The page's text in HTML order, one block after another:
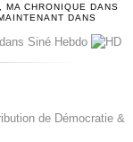
CHRONIQUE DANS
DANS
de Démocratie &